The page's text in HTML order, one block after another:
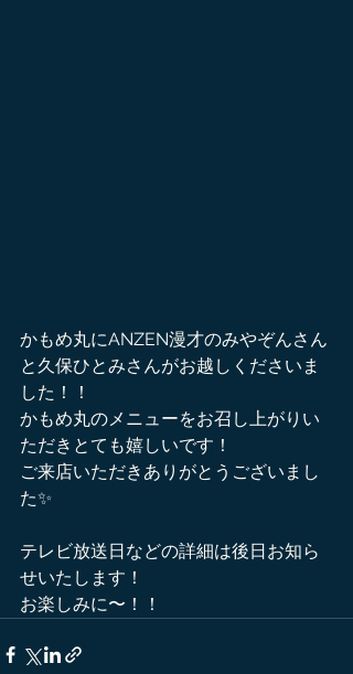
かもめ丸にANZEN漫才のみやぞんさん
と久保ひとみさんがお越しくださいま
した！！
かもめ丸のメニューをお召し上がりい
ただきとても嬉しいです！
ご来店いただきありがとうございまし
た✨
テレビ放送日などの詳細は後日お知ら
せいたします！
お楽しみに〜！！